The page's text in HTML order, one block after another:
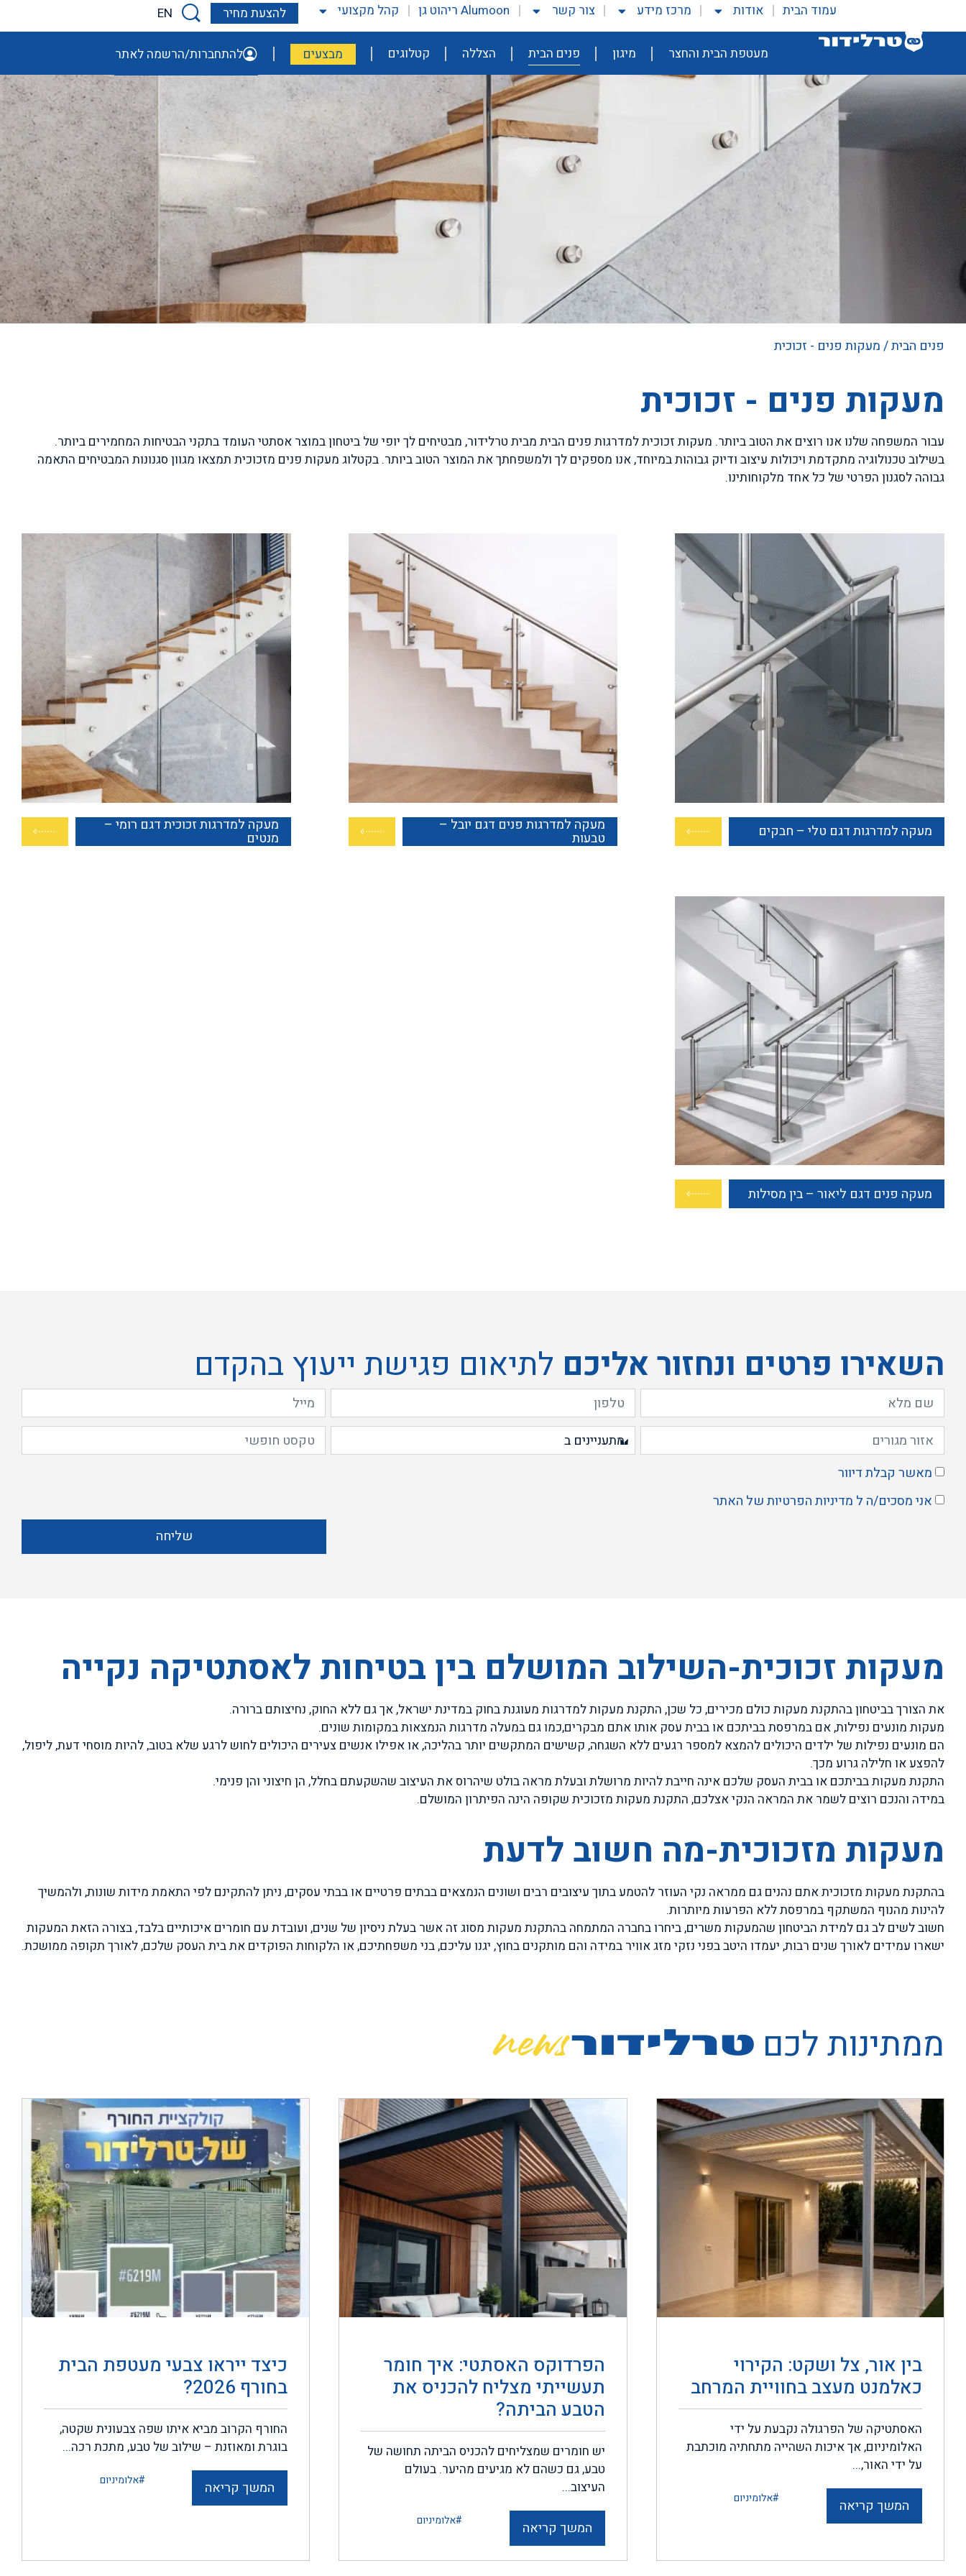
עמוד הבית אודות מרכז מידע צור קשר Alumoon ריהוט גן קהל מקצועי להצעת מחיר EN
מעטפת הבית והחצר מיגון פנים הבית הצללה קטלוגים מבצעים להתחברות/הרשמה לאתר
פנים הבית/ מעקות פנים - זכוכית
מעקות פנים - זכוכית
עבור המשפחה שלנו אנו רוצים את הטוב ביותר. מעקות זכוכית למדרגות פנים הבית מבית טרלידור, מבטיחים לך יופי של ביטחון במוצר אסתטי העומד בתקני הבטיחות המחמירים ביותר.
בשילוב טכנולוגיה מתקדמת ויכולות עיצוב ודיוק גבוהות במיוחד, אנו מספקים לך ולמשפחתך את המוצר הטוב ביותר. בקטלוג מעקות פנים מזכוכית תמצאו מגוון סגנונות המבטיחים התאמה
גבוהה לסגנון הפרטי של כל אחד מלקוחותינו.
מעקה למדרגות דגם טלי – חבקים מעקה למדרגות פנים דגם יובל –
טבעות
מעקה למדרגות זכוכית דגם רומי –
מנטים
מעקה פנים דגם ליאור – בין מסילות
השאירו פרטים ונחזור אליכם לתיאום פגישת ייעוץ בהקדם
מאשר קבלת דיוור
אני מסכים/ה ל מדיניות הפרטיותשל האתר
שליחה
מעקות זכוכית-השילוב המושלם בין בטיחות לאסתטיקה נקייה
את הצורך בביטחון בהתקנת מעקות כולם מכירים, כל שכן, התקנת מעקות למדרגות מעוגנת בחוק במדינת ישראל, אך גם ללא החוק, נחיצותם ברורה.
מעקות מונעים נפילות, אם במרפסת בביתכם או בבית עסק אותו אתם מבקרים,כמו גם במעלה מדרגות הנמצאות במקומות שונים.
הם מונעים נפילות של ילדים היכולים להמצא למספר רגעים ללא השגחה, קשישים המתקשים יותר בהליכה, או אפילו אנשים צעירים היכולים לחוש לרגע שלא בטוב, להיות מוסחי דעת, ליפול,
להפצע או חלילה גרוע מכך.
התקנת מעקות בביתכם או בבית העסק שלכם אינה חייבת להיות מרושלת ובעלת מראה בולט שיהרוס את העיצוב שהשקעתם בחלל, הן חיצוני והן פנימי.
במידה והנכם רוצים לשמר את המראה הנקי אצלכם, התקנת מעקות מזכוכית שקופה הינה הפיתרון המושלם.
מעקות מזכוכית-מה חשוב לדעת
בהתקנת מעקות מזכוכית אתם נהנים גם ממראה נקי העוזר להטמע בתוך עיצובים רבים ושונים הנמצאים בבתים פרטיים או בבתי עסקים, ניתן להתקינם לפי התאמת מידות שונות, ולהמשיך
להינות מהנוף המשתקף במרפסת ללא הפרעות מיותרות.
חשוב לשים לב גם למידת הביטחון שהמעקות משרים, ביחרו בחברה המתמחה בהתקנת מעקות מסוג זה אשר בעלת ניסיון של שנים, ועובדת עם חומרים איכותיים בלבד, בצורה הזאת המעקות
ישארו עמידים לאורך שנים רבות, יעמדו היטב בפני נזקי מזג אוויר במידה והם מותקנים בחוץ, יגנו עליכם, בני משפחתיכם, או הלקוחות הפוקדים את בית העסק שלכם, לאורך תקופה ממושכת.
ממתינות לכם
בין אור, צל ושקט: הקירוי
כאלמנט מעצב בחוויית המרחב
האסתטיקה של הפרגולה נקבעת על ידי
האלומיניום, אך איכות השהייה מתחתיה מוכתבת
על ידי האור,...
המשך קריאה #אלומיניום
הפרדוקס האסתטי: איך חומר
תעשייתי מצליח להכניס את
הטבע הביתה?
יש חומרים שמצליחים להכניס הביתה תחושה של
טבע, גם כשהם לא מגיעים מהיער. בעולם
העיצוב...
המשך קריאה #אלומיניום
כיצד ייראו צבעי מעטפת הבית
בחורף 2026?
החורף הקרוב מביא איתו שפה צבעונית שקטה,
בוגרת ומאוזנת – שילוב של טבע, מתכת רכה...
המשך קריאה #אלומיניום